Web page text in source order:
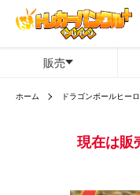
販売
ホーム ドラゴンボールヒー
現在は販